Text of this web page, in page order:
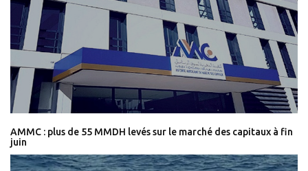
AMMC : plus de 55 MMDH levés sur le marché des capitaux à fin
juin